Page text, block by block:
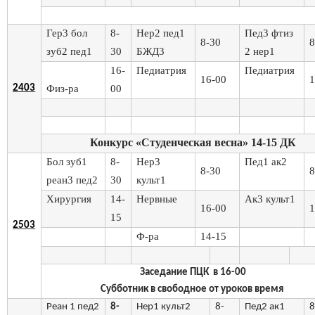
2403
Гер3 бол
зуб2 пед1
8-
30
Нер2 пед1
БЖД3
8-30
Пед3 фтиз
2 нер1
Физ-ра
16-
00
Педиатрия
16-00
Педиатрия
Конкурс «Студенческая весна» 14-15 ДК
2503
Бол зуб1
реан3 пед2
8-
30
Нер3
культ1
8-30
Пед1 ак2
Хирургия
14-
15
Нервные
16-00
Ак3 культ1
Ф-ра 14-15
Заседание ПЦК в 16-00
Субботник в свободное от уроков время
Реан 1 пед2
8-
Нер1 культ2
8-
Пед2 ак1